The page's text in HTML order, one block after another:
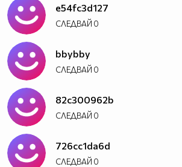
e54fc3d127
СЛЕДВАЙ 0
bbybby
СЛЕДВАЙ 0
82c300962b
СЛЕДВАЙ 0
726cc1da6d
СЛЕДВАЙ 0